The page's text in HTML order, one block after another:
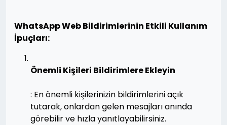
WhatsApp Web Bildirimlerinin Etkili Kullanım
İpuçları:
Önemli Kişileri Bildirimlere Ekleyin
: En önemli kişilerinizin bildirimlerini açık
tutarak, onlardan gelen mesajları anında
görebilir ve hızla yanıtlayabilirsiniz.